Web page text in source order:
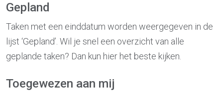
Gepland
Taken met een einddatum worden weergegeven in de
lijst ‘Gepland’. Wil je snel een overzicht van alle
geplande taken? Dan kun hier het beste kijken.
Toegewezen aan mij